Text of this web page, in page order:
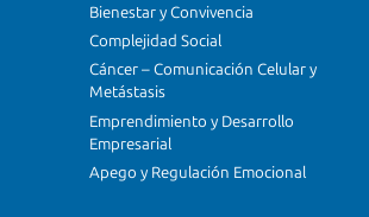
Bienestar y Convivencia
Complejidad Social
Cáncer – Comunicación Celular y
Metástasis
Emprendimiento y Desarrollo
Empresarial
Apego y Regulación Emocional